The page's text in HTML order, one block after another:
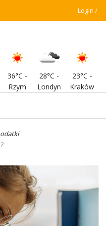
Login
36°C -
Rzym
28°C -
Londyn
23°C -
Kraków